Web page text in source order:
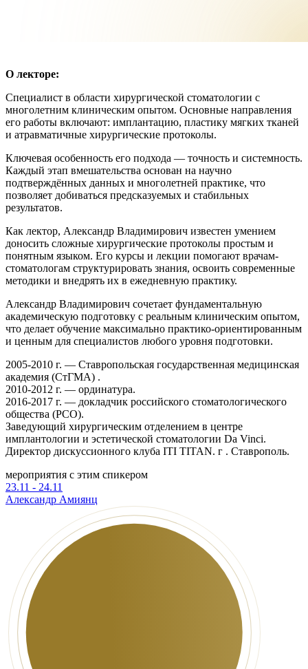
О лекторе:
Специалист в области хирургической стоматологии с
многолетним клиническим опытом. Основные направления
его работы включают: имплантацию, пластику мягких тканей
и атравматичные хирургические протоколы.
Ключевая особенность его подхода — точность и системность.
Каждый этап вмешательства основан на научно
подтверждённых данных и многолетней практике, что
позволяет добиваться предсказуемых и стабильных
результатов.
Как лектор, Александр Владимирович известен умением
доносить сложные хирургические протоколы простым и
понятным языком. Его курсы и лекции помогают врачам-
стоматологам структурировать знания, освоить современные
методики и внедрять их в ежедневную практику.
Александр Владимирович сочетает фундаментальную
академическую подготовку с реальным клиническим опытом,
что делает обучение максимально практико-ориентированным
и ценным для специалистов любого уровня подготовки.
2005-2010 г. — Ставропольская государственная медицинская
академия (СтГМА) .
2010-2012 г. — ординатура.
2016-2017 г. — докладчик российского стоматологического
общества (РСО).
Заведующий хирургическим отделением в центре
имплантологии и эстетической стоматологии Da Vinci.
Директор дискуссионного клуба ITI TITAN. г . Ставрополь.
мероприятия с этим спикером
23.11 - 24.11
Александр Амиянц